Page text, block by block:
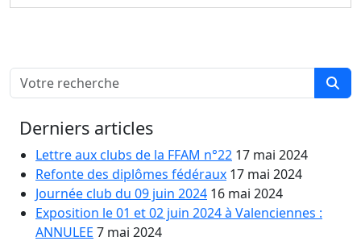
Derniers articles
Lettre aux clubs de la FFAM n°22 17 mai 2024
Refonte des diplômes fédéraux 17 mai 2024
Journée club du 09 juin 2024 16 mai 2024
Exposition le 01 et 02 juin 2024 à Valenciennes :
ANNULEE 7 mai 2024